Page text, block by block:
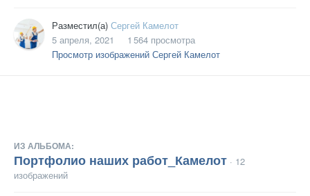
Разместил(а) Сергей Камелот
5 апреля, 2021
1 564 просмотра
Просмотр изображений Сергей Камелот
ИЗ АЛЬБОМА:
Портфолио наших работ_Камелот · 12
изображений